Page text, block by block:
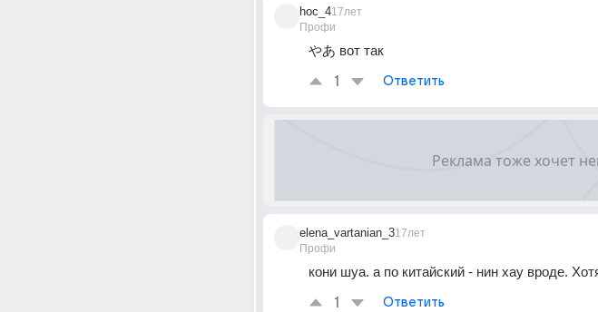
hoc_4
Профи
17лет
やあ вот так
1 Ответить
elena_vartanian_3
Профи
17лет
кони шуа. а по китайский - нин хау вроде.
1 Ответить